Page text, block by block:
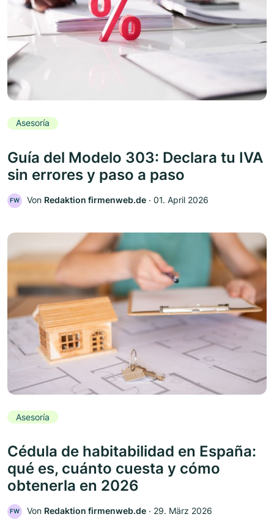
Asesoría
Guía del Modelo 303: Declara tu IVA
sin errores y paso a paso
FW Von Redaktion firmenweb.de ‧ 01. April 2026
Asesoría
Cédula de habitabilidad en España:
qué es, cuánto cuesta y cómo
obtenerla en 2026
FW Von Redaktion firmenweb.de ‧ 29. März 2026